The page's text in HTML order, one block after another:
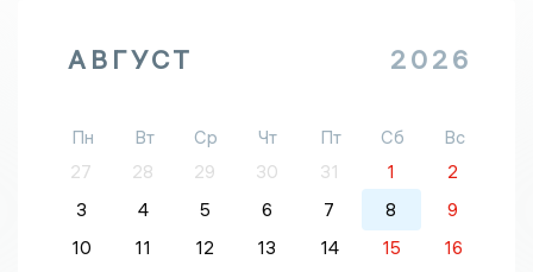
АВГУСТ 2026
Пн Вт Ср Чт Пт Сб
Вс
27
28 29 30 31 1
2
3
4 5 6 7 8
9
10
11 12 13 14 15
16